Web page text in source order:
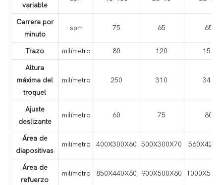
variable
Carrera por
minuto
spm 75 65 65
Trazo milímetro 80 120
150
Altura
máxima del
troquel
milímetro 250 310 340
Ajuste
deslizante
milímetro 60 75 80
Área de
diapositivas
milímetro 400X300X60 500X300X70
Área de
refuerzo
milímetro 850X440X80 900X500X80